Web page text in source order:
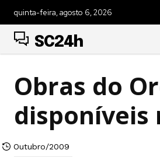
quinta-feira, agosto 6, 2026
SC24h
Obras do
Outubro/2009